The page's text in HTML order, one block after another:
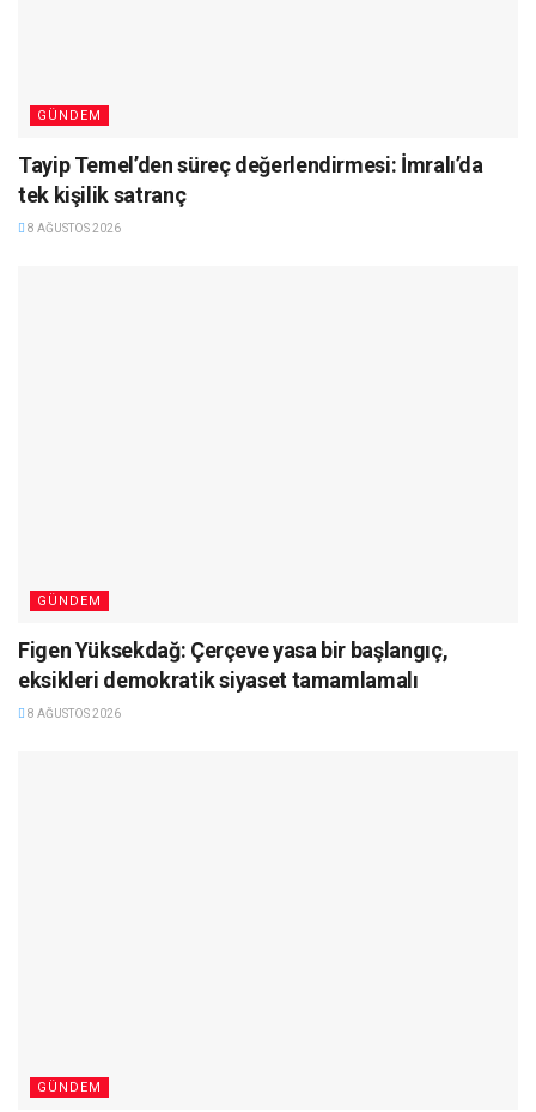
GÜNDEM
Tayip Temel’den süreç değerlendirmesi: İmralı’da
tek kişilik satranç
8 AĞUSTOS 2026
GÜNDEM
Figen Yüksekdağ: Çerçeve yasa bir başlangıç,
eksikleri demokratik siyaset tamamlamalı
8 AĞUSTOS 2026
GÜNDEM